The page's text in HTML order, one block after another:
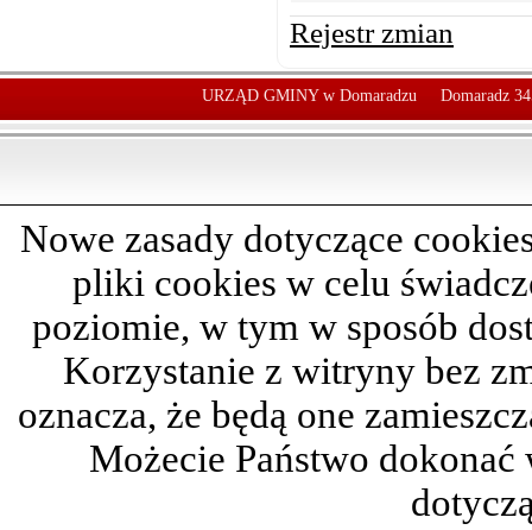
Rejestr zmian
URZĄD GMINY w Domaradzu Domaradz
Nowe zasady dotyczące
pliki cookies w celu
poziomie, w tym w sposób
Korzystanie z witryny bez
oznacza, że będą one
Możecie Państwo